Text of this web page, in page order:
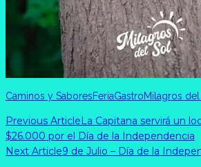
Caminos y SaboresFeriaGastroMilagros del
Previous ArticleLa Capitana servirá un
$26.000 por el Día de la Independencia
Next Article9 de Julio – Día de la